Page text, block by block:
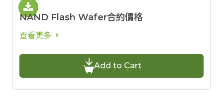
NAND Flash Wafer合約價格
查看更多
Add to Cart